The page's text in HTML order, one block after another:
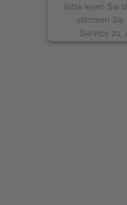
Bitte lesen Sie
stimmen
Service zu,